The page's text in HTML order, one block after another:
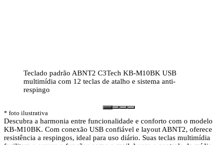
Teclado padrão ABNT2 C3Tech KB-M10BK USB
multimídia com 12 teclas de atalho e sistema anti-
respingo
* foto ilustrativa
Descubra a harmonia entre funcionalidade e conforto com o modelo
KB-M10BK. Com conexão USB confiável e layout ABNT2, oferece
resistência a respingos, ideal para uso diário. Suas teclas multimídia